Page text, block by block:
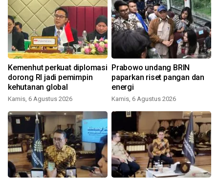
Kemenhut perkuat diplomasi
dorong RI jadi pemimpin
kehutanan global
Kamis, 6 Agustus 2026
Prabowo undang BRIN
paparkan riset pangan dan
energi
Kamis, 6 Agustus 2026